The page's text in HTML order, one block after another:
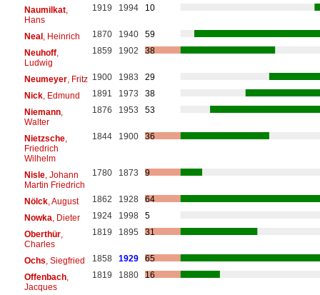
Naumilkat,
Hans
1919 1994 10
Neal, Heinrich 1870 1940
59
Neuhoff,
Ludwig
1859 1902 38
Neumeyer, Fritz 1900 1983
29
Nick, Edmund 1891 1973
38
Niemann,
Walter
1876 1953 53
Nietzsche,
Friedrich
Wilhelm
1844 1900 36
Nisle, Johann
Martin Friedrich
1780 1873 9
Nölck, August 1862 1928
64
Nowka , Dieter 1924 1998
5
Oberthür,
Charles
1819 1895 31
Ochs , Siegfried 1858 1929
65
Offenbach,
Jacques
1819 1880 16